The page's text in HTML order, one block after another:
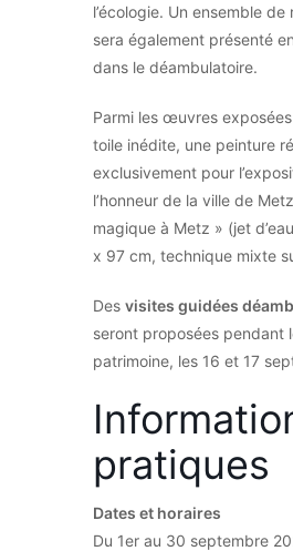
l’écologie. Un ensemble
sera également présenté
dans le déambulatoire.
Parmi les œuvres
toile inédite, une peinture
exclusivement pour
l’honneur de la ville de
magique à Metz » (jet
x 97 cm, technique mixte
Des visites guidées
seront proposées pendant
patrimoine, les 16 et 17
pratiques
Dates et horaires
Du 1er au 30 septembre